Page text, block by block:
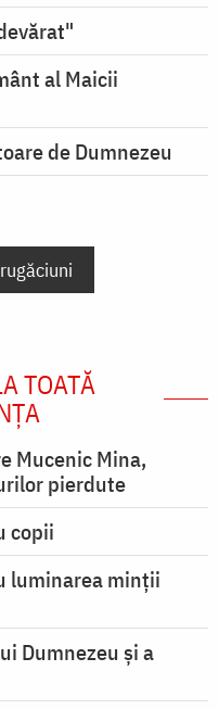
al Maicii
de Dumnezeu
TOATĂ
Mucenic Mina,
pierdute
copii
luminarea minţii
Dumnezeu şi a